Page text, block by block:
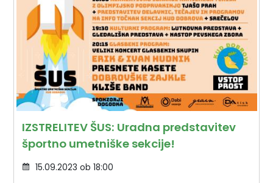
IZSTRELITEV ŠUS: Uradna predstavitev
športno umetniške sekcije!
15.09.2023 ob 18:00